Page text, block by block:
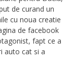
de curand un
cu noua creatie
de facebook
fapt ce a
auto cat si a